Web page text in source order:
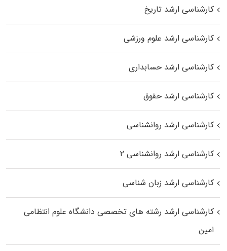
کارشناسی ارشد تاریخ
کارشناسی ارشد علوم ورزشی
کارشناسی ارشد حسابداری
کارشناسی ارشد حقوق
کارشناسی ارشد روانشناسی
کارشناسی ارشد روانشناسی ۲
کارشناسی ارشد زبان شناسی
کارشناسی ارشد رﺷﺘﻪ ﻫﺎی تخصصی داﻧﺸﮕﺎه ﻋﻠﻮم انتظامی
اﻣﻴﻦ